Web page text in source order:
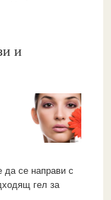
и
да се направи с
гел за